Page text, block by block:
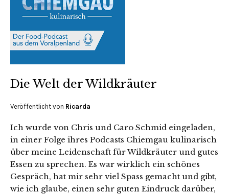
Die Welt der Wildkräuter
Veröffentlicht von Ricarda
Ich wurde von Chris und Caro Schmid eingeladen,
in einer Folge ihres Podcasts Chiemgau kulinarisch
über meine Leidenschaft für Wildkräuter und gutes
Essen zu sprechen. Es war wirklich ein schönes
Gespräch, hat mir sehr viel Spass gemacht und gibt,
wie ich glaube, einen sehr guten Eindruck darüber,